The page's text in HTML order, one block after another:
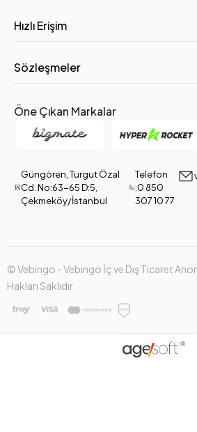
Hızlı Erişim
Sözleşmeler
Öne Çıkan Markalar
Güngören, Turgut Özal
Cd. No:63-65 D:5,
Çekmeköy/İstanbul
Telefon
:0 850
307 10 77
© Vebingo - Vebingo İç ve Dış Ticaret
Hakları Saklıdır.